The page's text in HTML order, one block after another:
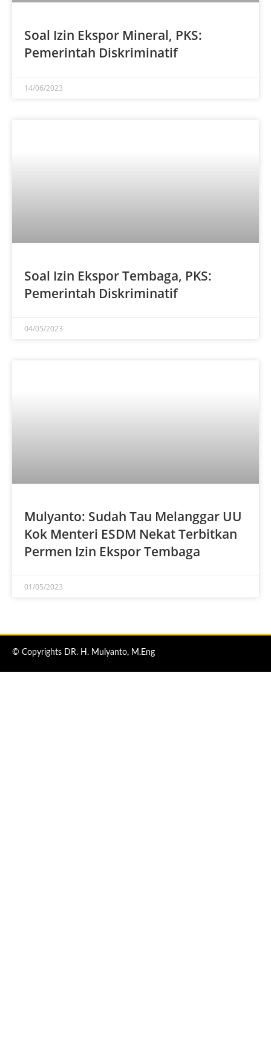
Soal Izin Ekspor Mineral, PKS:
Pemerintah Diskriminatif
14/06/2023
Soal Izin Ekspor Tembaga, PKS:
Pemerintah Diskriminatif
04/05/2023
Mulyanto: Sudah Tau Melanggar UU
Kok Menteri ESDM Nekat Terbitkan
Permen Izin Ekspor Tembaga
01/05/2023
© Copyrights DR. H. Mulyanto, M.Eng